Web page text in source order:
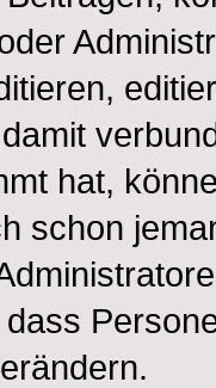
hat,
schon